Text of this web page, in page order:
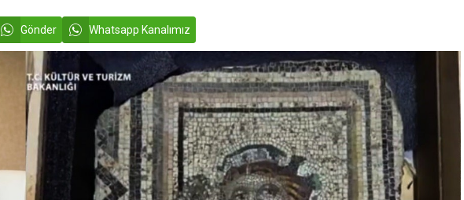
Gönder Whatsapp Kanalımız